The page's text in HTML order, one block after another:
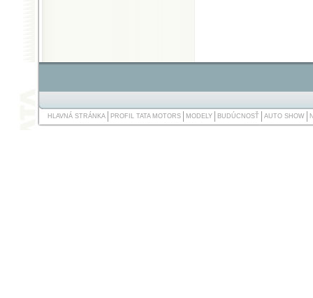
HLAVNÁ STRÁNKA PROFIL TATA MOTORS MODELY BUDÚCNOSŤ AUTO SHOW